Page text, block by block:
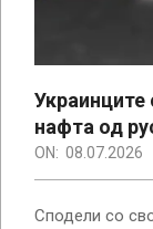
Украинците
нафта од
ON: 08.07.2026
Сподели со